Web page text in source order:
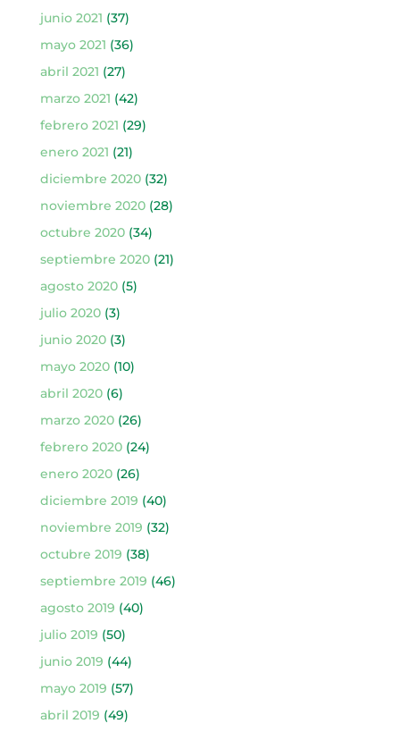
junio 2021 (37)
mayo 2021 (36)
abril 2021 (27)
marzo 2021 (42)
febrero 2021 (29)
enero 2021 (21)
diciembre 2020(32)
noviembre 2020(28)
octubre 2020(34)
septiembre 2020(21)
agosto 2020(5)
julio 2020(3)
junio 2020(3)
mayo 2020(10)
abril 2020(6)
marzo 2020(26)
febrero 2020(24)
enero 2020(26)
diciembre 2019 (40)
noviembre 2019 (32)
octubre 2019 (38)
septiembre 2019 (46)
agosto 2019 (40)
julio 2019 (50)
junio 2019 (44)
mayo 2019 (57)
abril 2019 (49)